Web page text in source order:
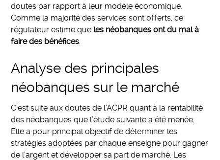
doutes par rapport à leur modèle économique.
Comme la majorité des services sont offerts, ce
régulateur estime que les néobanques ont du mal à
faire des bénéfices.
Analyse des principales
néobanques sur le marché
C’est suite aux doutes de l’ACPR quant à la rentabilité
des néobanques que l’étude suivante a été menée.
Elle a pour principal objectif de déterminer les
stratégies adoptées par chaque enseigne pour gagner
de l’argent et développer sa part de marché. Les